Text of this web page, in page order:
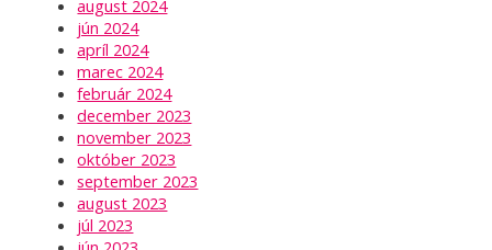
august 2024
jún 2024
apríl 2024
marec 2024
február 2024
december 2023
november 2023
október 2023
september 2023
august 2023
júl 2023